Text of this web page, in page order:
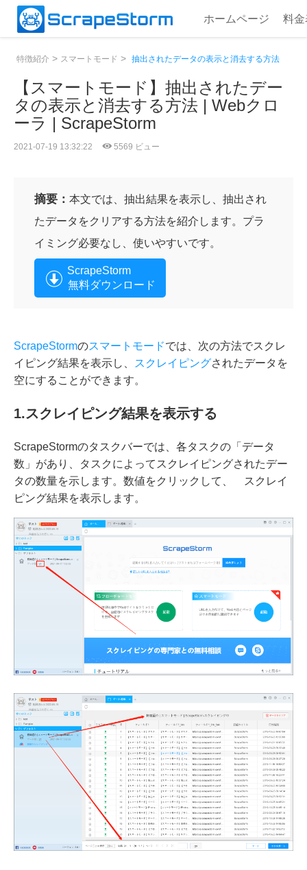
ホームページ 料金
特徴紹介 > スマートモード > 抽出されたデータの表示と消去する方法
【スマートモード】抽出されたデー
タの表示と消去する方法 | Webクロ
ーラ | ScrapeStorm
2021-07-19 13:32:22 5569 ビュー
摘要： 本文では、抽出結果を表示し、抽出され
たデータをクリアする方法を紹介します。プラ
イミング必要なし、使いやすいです。
ScrapeStorm
無料ダウンロード
ScrapeStormのスマートモードでは、次の方法でスクレ
イピング結果を表示し、
スクレイピングされたデータを
空にすることができます。
1.スクレイピング結果を表示する
ScrapeStormのタスクバーでは、各タスクの「データ
数」があり、タスクによってスクレイピングされたデー
タの数量を示します。数値をクリックして、 スクレイ
ピング結果を表示します。